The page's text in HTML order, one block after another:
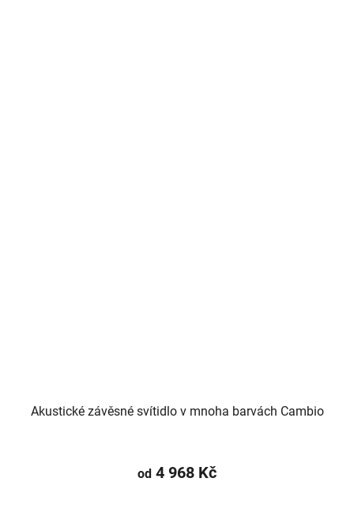
Akustické závěsné svítidlo v mnoha barvách Cambio
od 4 968 Kč